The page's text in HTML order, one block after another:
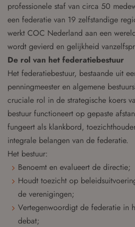
professionele staf van circa 50
een federatie van 19 zelfstandige
werkt COC Nederland aan een
wordt gevierd en gelijkheid
De rol van het federatiebestuur
Het federatiebestuur, bestaande uit
penningmeester en algemene
cruciale rol in de strategische koers
bestuur functioneert op gepaste
fungeert als klankbord,
integrale belangen van de federatie.
Het bestuur:
Benoemt en evalueert de directie;
Houdt toezicht op
de verenigingen;
Vertegenwoordigt de federatie in
debat;